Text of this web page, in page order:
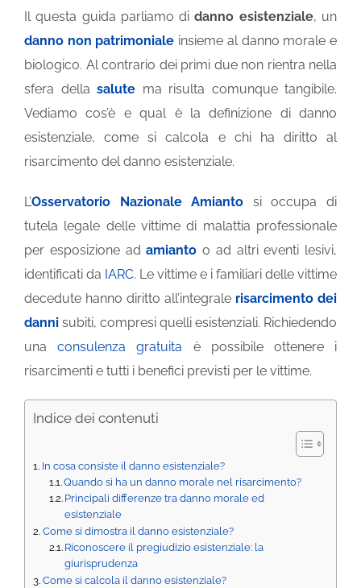
INVALIDITÀ CIVILE
LIBRI E PUBBLICAZIONI
BLOG
Il questa guida parliamo didanno esistenziale, un
danno non patrimoniale insieme al danno morale e
biologico. Al contrario dei primi due non rientra nella
sfera della salute ma risulta comunque tangibile.
Vediamo cos’è e qual è la definizione di danno
esistenziale, come si calcola e chi ha diritto al
risarcimento del danno esistenziale.
L’Osservatorio Nazionale Amianto si occupa di
tutela legale delle vittime di malattia professionale
per esposizione adamianto o ad altri eventi lesivi,
identificati da IARC. Le vittime e i familiari delle vittime
decedute hanno diritto all’integrale risarcimento dei
danni subiti, compresi quelli esistenziali. Richiedendo
unaconsulenza gratuita è possibile ottenere i
risarcimenti e tutti i benefici previsti per le vittime.
Indice dei contenuti
In cosa consiste il danno esistenziale?
Quando si ha un danno morale nel risarcimento?
Principali differenze tra danno morale ed
esistenziale
Come si dimostra il danno esistenziale?
Riconoscere il pregiudizio esistenziale: la
giurisprudenza
Come si calcola il danno esistenziale?